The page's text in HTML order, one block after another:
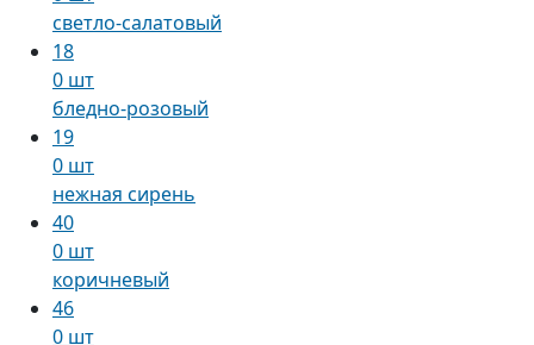
светло-салатовый
18
0 шт
бледно-розовый
19
0 шт
нежная сирень
40
0 шт
коричневый
46
0 шт